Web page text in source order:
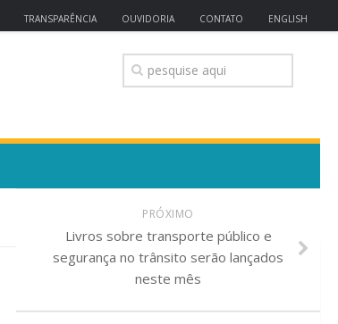
TRANSPARÊNCIA OUVIDORIA CONTATO ENGLISH
PRÓXIMO
Livros sobre transporte público e
segurança no trânsito serão lançados
neste mês